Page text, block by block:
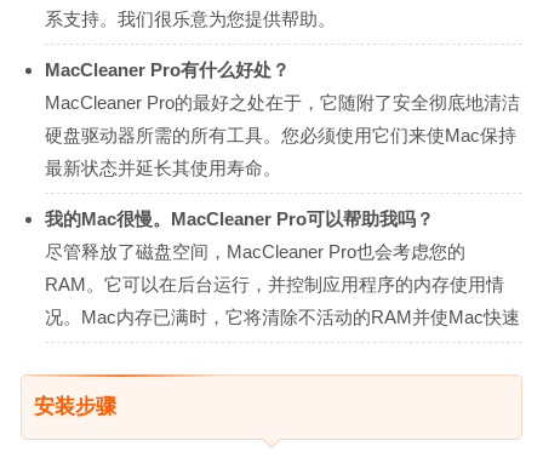
系支持。我们很乐意为您提供帮助。
MacCleaner Pro有什么好处？
MacCleaner Pro的最好之处在于，它随附了安全彻底地清洁
硬盘驱动器所需的所有工具。您必须使用它们来使Mac保持
最新状态并延长其使用寿命。
我的Mac很慢。MacCleaner Pro可以帮助我吗？
尽管释放了磁盘空间，MacCleaner Pro也会考虑您的
RAM。它可以在后台运行，并控制应用程序的内存使用情
况。Mac内存已满时，它将清除不活动的RAM并使Mac快速
安装步骤